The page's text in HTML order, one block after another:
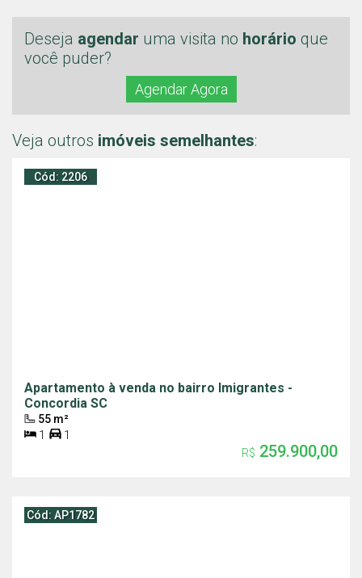
Deseja agendar uma visita no horário que
você puder?
Agendar Agora
Veja outros imóveis semelhantes:
Cód: 2206
Apartamento à venda no bairro Imigrantes -
Concordia SC
55 m²
1
1
R$ 259.900,00
Cód: AP1782